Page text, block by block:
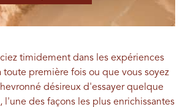
timidement dans les expériences
toute première fois ou que vous soyez
désireux d'essayer quelque
l'une des façons les plus enrichissantes